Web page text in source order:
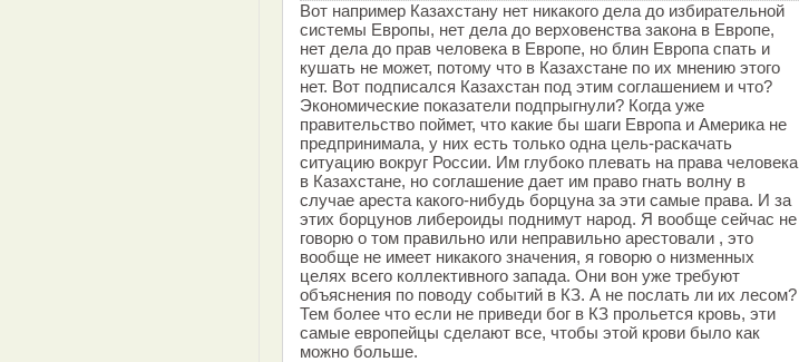
Вот например Казахстану нет никакого дела до избирательной
системы Европы, нет дела до верховенства закона в Европе,
нет дела до прав человека в Европе, но блин Европа спать и
кушать не может, потому что в Казахстане по их мнению этого
нет. Вот подписался Казахстан под этим соглашением и что?
Экономические показатели подпрыгнули? Когда уже
правительство поймет, что какие бы шаги Европа и Америка не
предпринимала, у них есть только одна цель-раскачать
ситуацию вокруг России. Им глубоко плевать на права человека
в Казахстане, но соглашение дает им право гнать волну в
случае ареста какого-нибудь борцуна за эти самые права. И за
этих борцунов либероиды поднимут народ. Я вообще сейчас не
говорю о том правильно или неправильно арестовали , это
вообще не имеет никакого значения, я говорю о низменных
целях всего коллективного запада. Они вон уже требуют
объяснения по поводу событий в КЗ. А не послать ли их лесом?
Тем более что если не приведи бог в КЗ прольется кровь, эти
самые европейцы сделают все, чтобы этой крови было как
можно больше.